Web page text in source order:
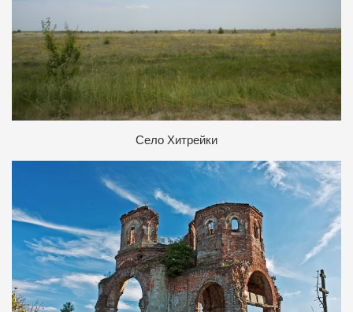
Село Хитрейки